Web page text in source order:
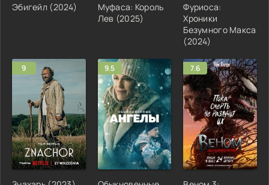
Эбигейл (2024)
Муфаса: Король
Лев (2025)
Фуриоса:
Хроники
Безумного Макса
(2024)
9 9.5 7.6